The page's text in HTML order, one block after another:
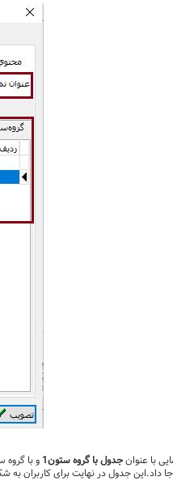
با عنوانجدول با گروه ستون1 و با گروه
داد.این جدول در نهایت برای کاربران